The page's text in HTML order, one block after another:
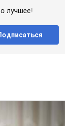
лучшее!